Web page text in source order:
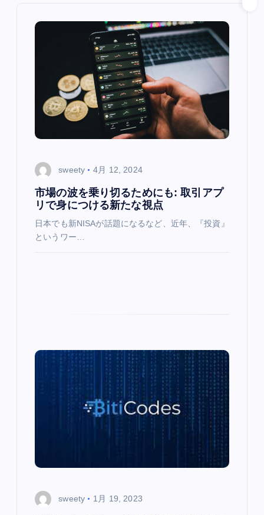
sweety 4月 12, 2024
市場の波を乗り切るためにも: 取引アプ
リで身につける新たな視点
日本でも新NISAが話題になるなど、近年、『投資』
というワー…
sweety 1月 19, 2023